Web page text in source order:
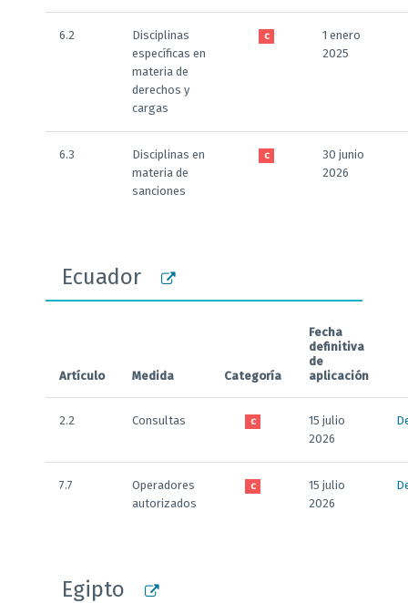
6.2
Disciplinas
específicas en
materia de
derechos y
cargas
C
1 enero
2025
6.3
Disciplinas en
materia de
sanciones
C
30 junio
2026
Ecuador
Artículo Medida Categoría
Fecha
definitiva
de
aplicación
2.2 Consultas C
15 julio
2026
7.7
Operadores
autorizados
C
15 julio
2026
Egipto